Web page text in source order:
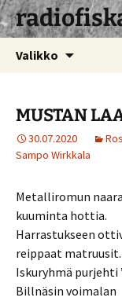
Valikko
MUSTAN
30.07.2020
Sampo Wirkkala
Metalliromun
kuuminta hottia.
Harrastukseen
reippaat matruusit.
Iskuryhmä purjehti
Billnäsin voimalan